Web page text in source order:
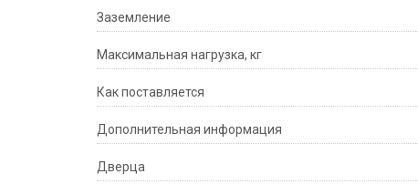
Заземление
Максимальная нагрузка, кг
Как поставляется
Дополнительная информация
Дверца